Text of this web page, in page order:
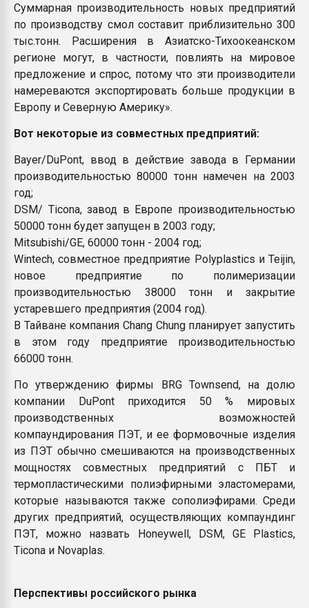
Суммарная производительность новых предприятий
по производству смол составит приблизительно 300
тыс.тонн. Расширения в Азиатско-Тихоокеанском
регионе могут, в частности, повлиять на мировое
предложение и спрос, потому что эти производители
намереваются экспортировать больше продукции в
Европу и Северную Америку».
Вот некоторые из совместных предприятий:
Bayer/DuPont, ввод в действие завода в Германии
производительностью 80000 тонн намечен на 2003
год;
DSM/ Ticona, завод в Европе производительностью
50000 тонн будет запущен в 2003 году;
Mitsubishi/GE, 60000 тонн - 2004 год;
Wintech, совместное предприятие Polyplastics и Teijin,
новое предприятие по полимеризации
производительностью 38000 тонн и закрытие
устаревшего предприятия (2004 год).
В Тайване компания Chang Chung планирует запустить
в этом году предприятие производительностью
66000 тонн.
По утверждению фирмы BRG Townsend, на долю
компании DuPont приходится 50 % мировых
производственных возможностей
компаундирования ПЭТ, и ее формовочные изделия
из ПЭТ обычно смешиваются на производственных
мощностях совместных предприятий с ПБТ и
термопластическими полиэфирными эластомерами,
которые называются также сополиэфирами. Среди
других предприятий, осуществляющих компаундинг
ПЭТ, можно назвать Honeywell, DSM, GE Plastics,
Ticona и Novaplas.
Перспективы российского рынка